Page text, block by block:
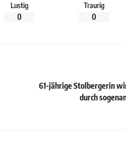
Lustig
0
Traurig
0
61-jährige Stolbergerin
durch